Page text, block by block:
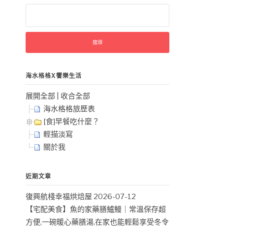
關
字:
海水格格X饗樂生活
展開全部
收合全部
海水格格旅歷表
[食]早餐吃什麼？
輕描淡寫
關於我
近期文章
復興航棧幸福烘焙屋 2026-07-12
【宅配美食】魚的家藥膳鱸鰻｜常溫保存超
方便,一碗暖心藥膳湯,在家也能輕鬆享受冬令